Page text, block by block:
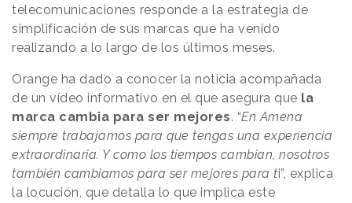
telecomunicaciones responde a la estrategia de
simplificación de sus marcas que ha venido
realizando a lo largo de los últimos meses.
Orange ha dado a conocer la noticia acompañada
de un vídeo informativo en el que asegura que la
marca cambia para ser mejores. “En Amena
siempre trabajamos para que tengas una experiencia
extraordinaria. Y como los tiempos cambian, nosotros
también cambiamos para ser mejores para ti”, explica
la locución, que detalla lo que implica este